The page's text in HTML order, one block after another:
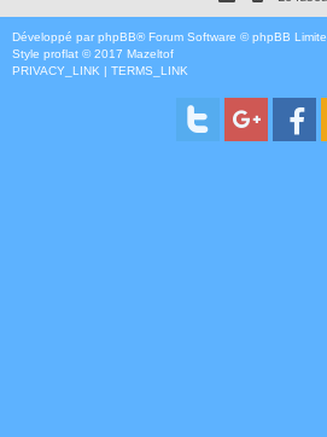
Développé par phpBB® Forum Software © phpBB
Style proflat © 2017 Mazeltof
PRIVACY_LINK | TERMS_LINK